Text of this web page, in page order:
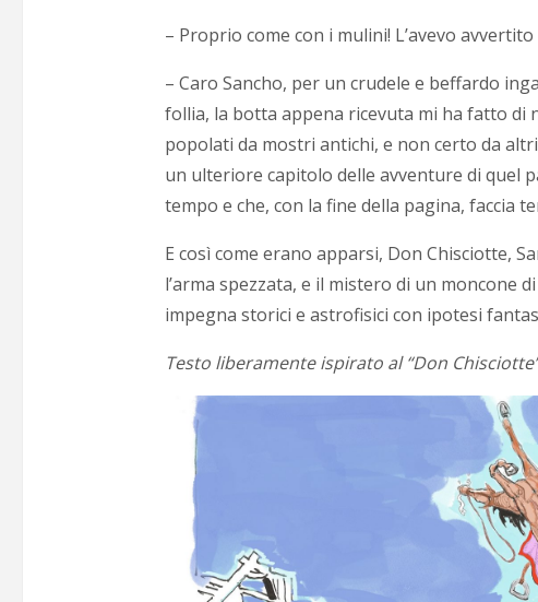
– Proprio come con i mulini! L’avevo
– Caro Sancho, per un crudele e beffardo
follia, la botta appena ricevuta mi ha fatto di
popolati da mostri antichi, e non certo da
un ulteriore capitolo delle avventure di quel
tempo e che, con la fine della pagina, faccia
E così come erano apparsi, Don Chisciotte,
l’arma spezzata, e il mistero di un moncone
impegna storici e astrofisici con ipotesi
Testo liberamente ispirato al “Don